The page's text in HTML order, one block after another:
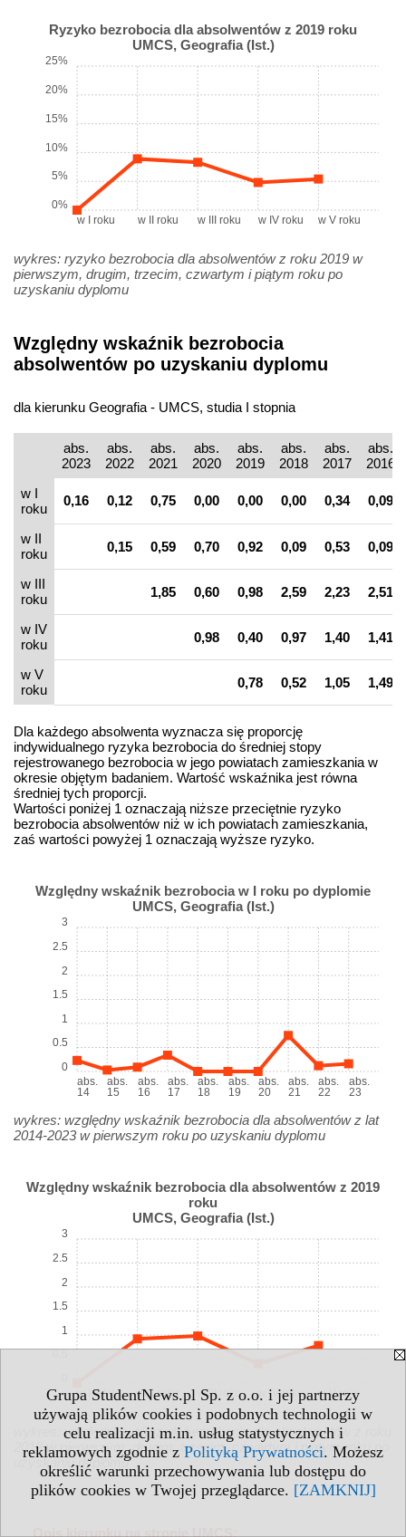
Grupa StudentNews.pl Sp. z o.o. i jej partnerzy
używają plików cookies i podobnych technologii w
celu realizacji m.in. usług statystycznych i
reklamowych zgodnie z Polityką Prywatności. Możesz
określić warunki przechowywania lub dostępu do
plików cookies w Twojej przeglądarce. [ZAMKNIJ]
Ryzyko bezrobocia dla absolwentów z 2019 roku
UMCS, Geografia (Ist.)
w I roku w II roku w III roku w IV roku w V roku
0%
5%
10%
15%
20%
25%
wykres: ryzyko bezrobocia dla absolwentów z roku 2019 w
pierwszym, drugim, trzecim, czwartym i piątym roku po
uzyskaniu dyplomu
Względny wskaźnik bezrobocia
absolwentów po uzyskaniu dyplomu
dla kierunku Geografia - UMCS, studia I stopnia
abs.
2023
abs.
2022
abs.
2021
abs.
2020
abs.
2019
abs.
2018
abs.
2017
abs.
2016
w I
roku
0,16 0,12 0,75 0,00 0,00 0,00 0,34 0,09
w II
roku
0,15 0,59 0,70 0,92 0,09 0,53 0,09
w III
roku
1,85 0,60 0,98 2,59 2,23 2,51
w IV
roku
0,98 0,40 0,97 1,40 1,41
w V
roku
0,78 0,52 1,05 1,49
Dla każdego absolwenta wyznacza się proporcję
indywidualnego ryzyka bezrobocia do średniej stopy
rejestrowanego bezrobocia w jego powiatach zamieszkania w
okresie objętym badaniem. Wartość wskaźnika jest równa
średniej tych proporcji.
Wartości poniżej 1 oznaczają niższe przeciętnie ryzyko
bezrobocia absolwentów niż w ich powiatach zamieszkania,
zaś wartości powyżej 1 oznaczają wyższe ryzyko.
Względny wskaźnik bezrobocia w I roku po dyplomie
UMCS, Geografia (Ist.)
abs.
14
abs.
15
abs.
16
abs.
17
abs.
18
abs.
19
abs.
20
abs.
21
abs.
22
abs.
23
0
0.5
1
1.5
2
2.5
3
wykres: względny wskaźnik bezrobocia dla absolwentów z lat
2014-2023 w pierwszym roku po uzyskaniu dyplomu
Względny wskaźnik bezrobocia dla absolwentów z 2019
roku
UMCS, Geografia (Ist.)
w I roku w II roku w III roku w IV roku w V roku
0.5
1
1.5
2
2.5
3
wykres: względny wskaźnik bezrobocia dla absolwentów z roku
2019 w pierwszym, drugim, trzecim, czwartym i piątym roku po
uzyskaniu dyplomu
Opis kierunku na stronie UMCS: